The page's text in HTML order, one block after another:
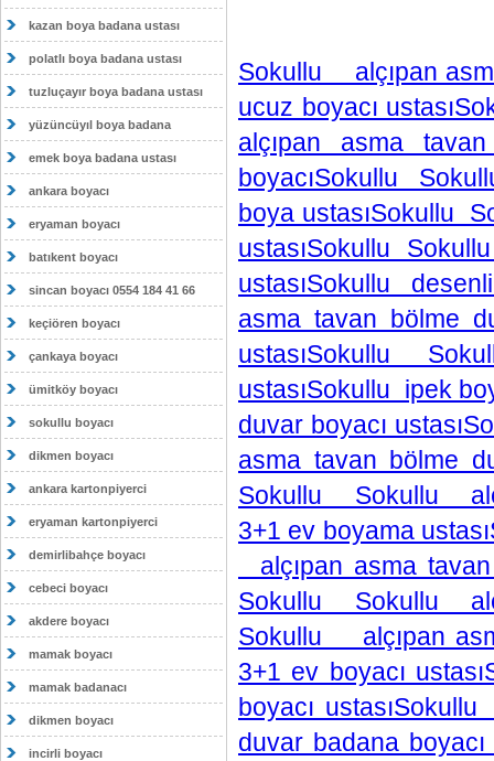
kazan boya badana ustası
polatlı boya badana ustası
tuzluçayır boya badana ustası
yüzüncüyıl boya badana
emek boya badana ustası
ankara boyacı
eryaman boyacı
batıkent boyacı
sincan boyacı 0554 184 41 66
keçiören boyacı
çankaya boyacı
ümitköy boyacı
sokullu boyacı
dikmen boyacı
ankara kartonpiyerci
eryaman kartonpiyerci
demirlibahçe boyacı
cebeci boyacı
akdere boyacı
mamak boyacı
mamak badanacı
dikmen boyacı
incirli boyacı
Sokullu alçıpan
ucuz boyacı
alçıpan asma
boyacıSokullu
boya ustasıSokullu
ustasıSokullu
ustasıSokullu
asma tavan bölme
ustasıSokullu
ustasıSokullu ipek
duvar boyacı
asma tavan bölme
Sokullu Sokullu
3+1 ev boyama
alçıpan asma
Sokullu Sokullu
Sokullu alçıpan
3+1 ev boyacı
boyacı
duvar badana